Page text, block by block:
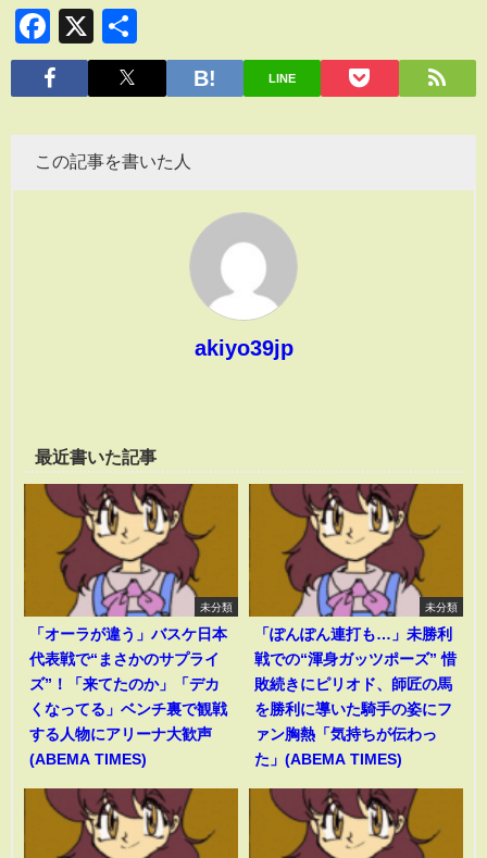
Facebook
X
有
LINE
この記事を書いた人
akiyo39jp
最近書いた記事
未分類
「オーラが違う」バスケ日本
代表戦で“まさかのサプライ
ズ”！「来てたのか」「デカ
くなってる」ベンチ裏で観戦
する人物にアリーナ大歓声
(ABEMA TIMES)
未分類
「ぽんぽん連打も…」未勝利
戦での“渾身ガッツポーズ” 惜
敗続きにピリオド、師匠の馬
を勝利に導いた騎手の姿にフ
ァン胸熱「気持ちが伝わっ
た」(ABEMA TIMES)